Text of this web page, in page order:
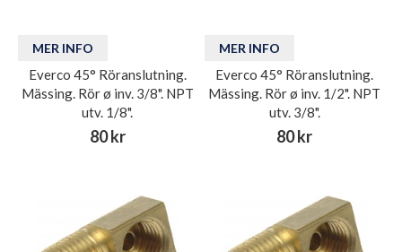
MER INFO
Everco 45° Röranslutning.
Mässing. Rör ø inv. 3/8". NPT
utv. 1/8".
80 kr
MER INFO
Everco 45° Röranslutning.
Mässing. Rör ø inv. 1/2". NPT
utv. 3/8".
80 kr